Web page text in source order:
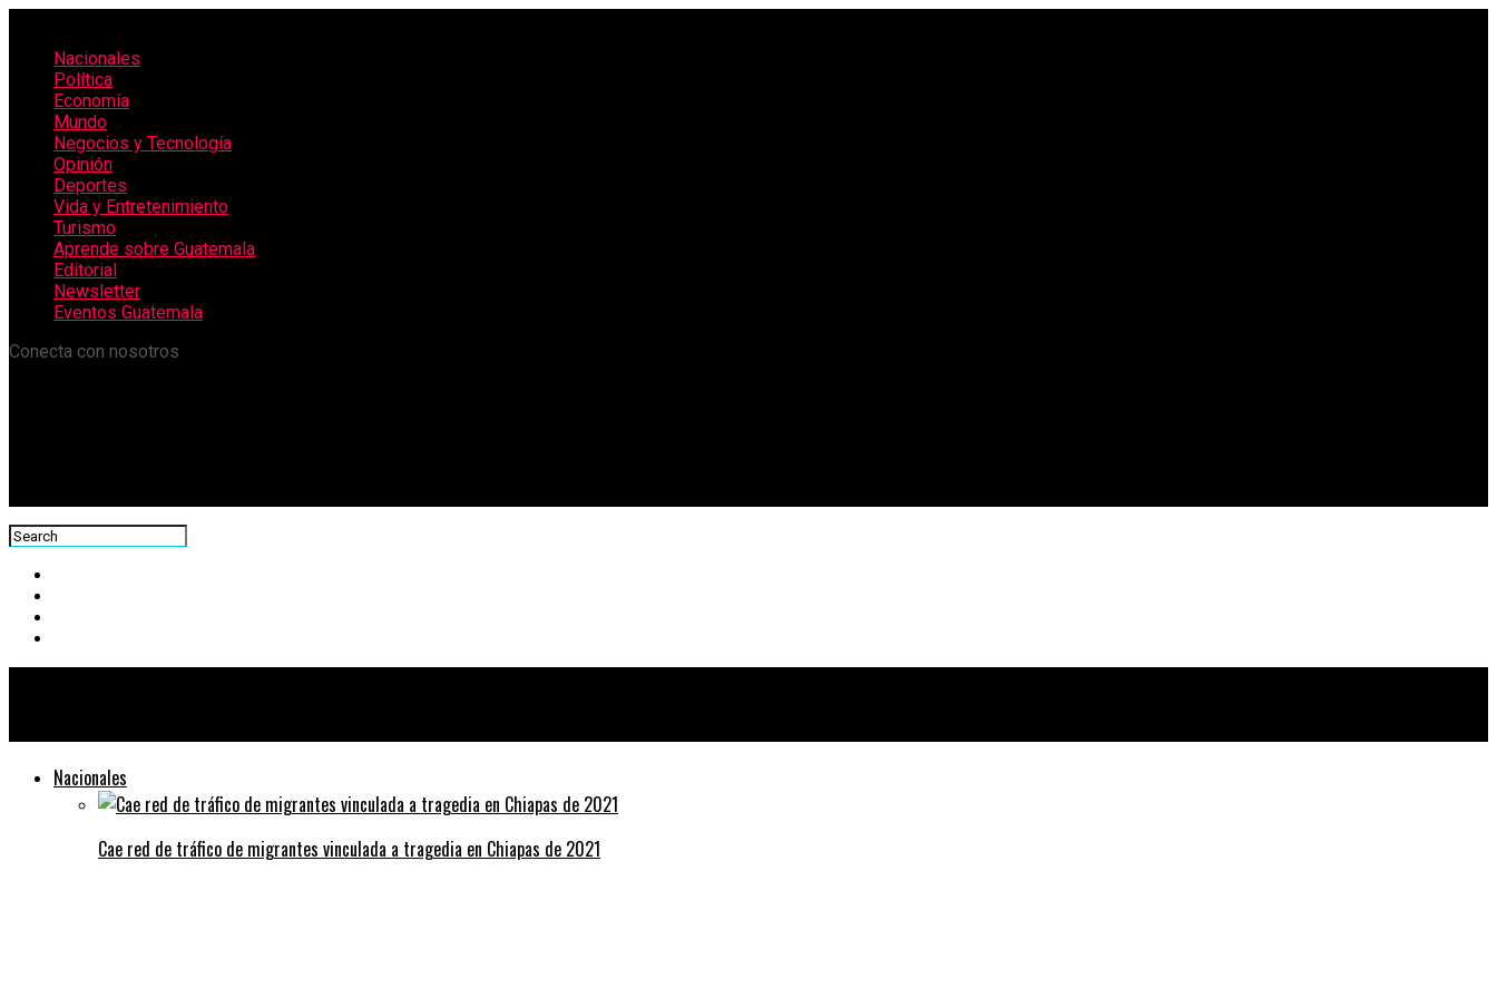
Nacionales
Política
Economía
Mundo
Negocios y Tecnología
Opinión
Deportes
Vida y Entretenimiento
Turismo
Aprende sobre Guatemala
Editorial
Newsletter
Eventos Guatemala
Conecta con nosotros
Nacionales
Cae red de tráfico de migrantes vinculada a tragedia en Chiapas de 2021